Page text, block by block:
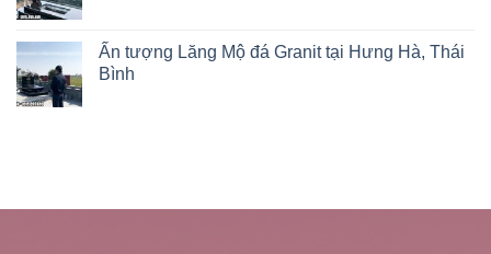
Ấn tượng Lăng Mộ đá Granit tại Hưng Hà, Thái
Bình